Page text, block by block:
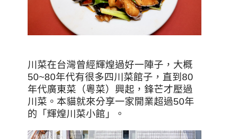
川菜在台灣曾經輝煌過好一陣子，大概
50~80年代有很多四川菜館子，直到80
年代廣東菜（粵菜）興起，鋒芒才壓過
川菜。本貓就來分享一家開業超過50年
的「輝煌川菜小館」。